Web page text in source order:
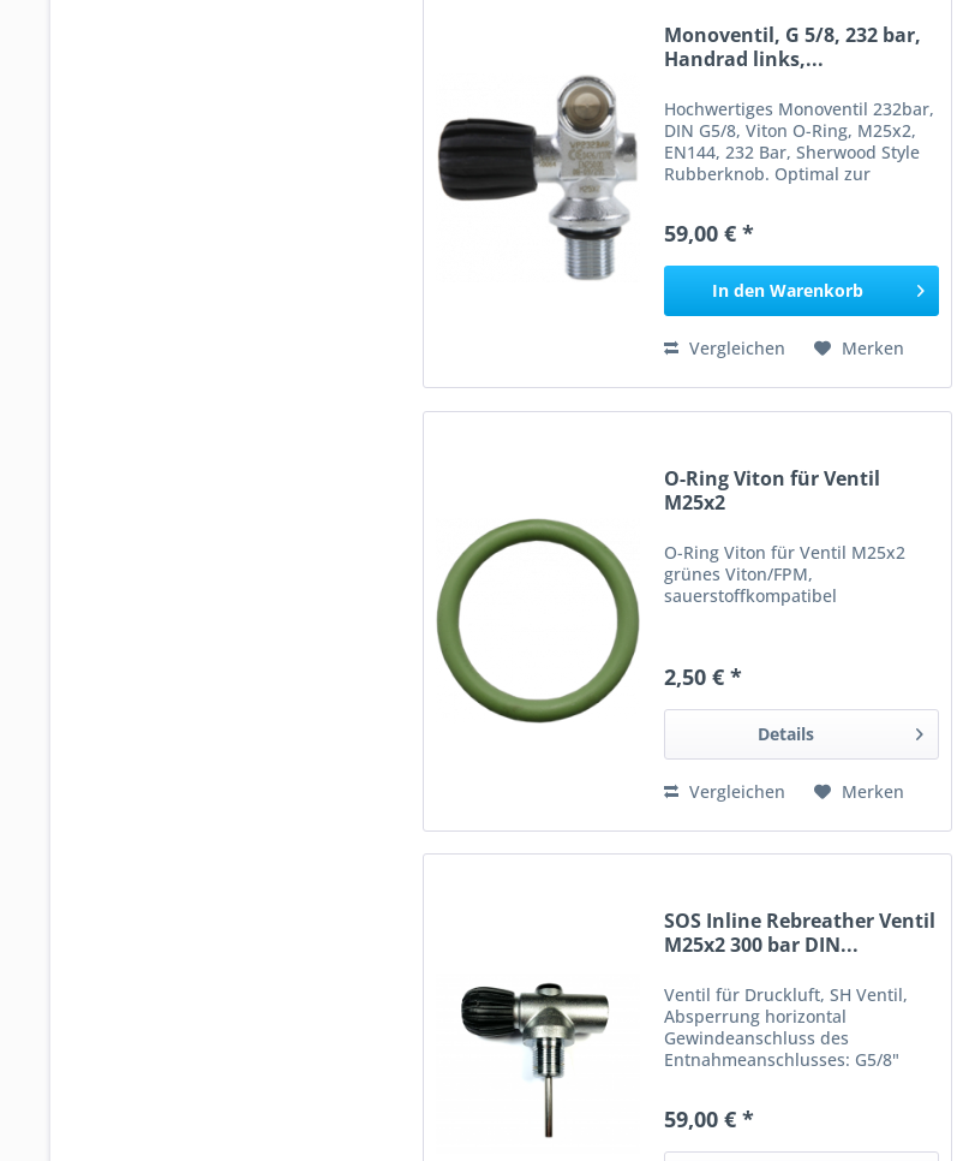
Monoventil, G 5/8, 232 bar,
Handrad links,...
Hochwertiges Monoventil 232bar,
DIN G5/8, Viton O-Ring, M25x2,
EN144, 232 Bar, Sherwood Style
Rubberknob. Optimal zur
Steigrohr. __________________
Angaben gem. GPSR: Dies ist
59,00 € *
In den Warenkorb
Vergleichen Merken
O-Ring Viton für Ventil
M25x2
O-Ring Viton für Ventil M25x2
grünes Viton/FPM,
sauerstoffkompatibel
2,50 € *
Details
Vergleichen Merken
SOS Inline Rebreather Ventil
M25x2 300 bar DIN...
Ventil für Druckluft, SH Ventil,
Absperrung horizontal
Gewindeanschluss des
Entnahmeanschlusses: G5/8"
M25x2mm ISO nach DIN EN 144-1
O-Ring und Steigröhrchen im
59,00 € *